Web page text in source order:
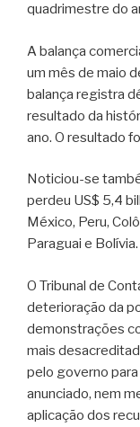
quadrimestre do
A balança
um mês de maio
balança registra
resultado da
ano. O resultado
Noticiou-se
perdeu US$ 5,4
México, Peru,
Paraguai e Bolívia.
O Tribunal de
deterioração da
demonstrações
mais
pelo governo
anunciado, nem
aplicação dos